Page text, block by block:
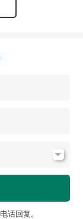
话回复。